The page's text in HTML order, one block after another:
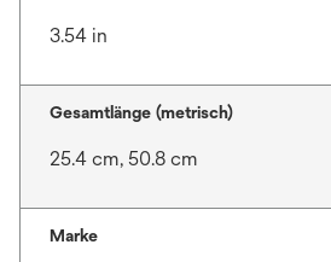
3.54 in
Gesamtlänge (metrisch)
25.4 cm, 50.8 cm
Marke